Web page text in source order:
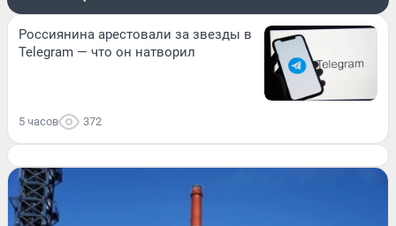
Россиянина арестовали за звезды в
Telegram — что он натворил
5 часов 372